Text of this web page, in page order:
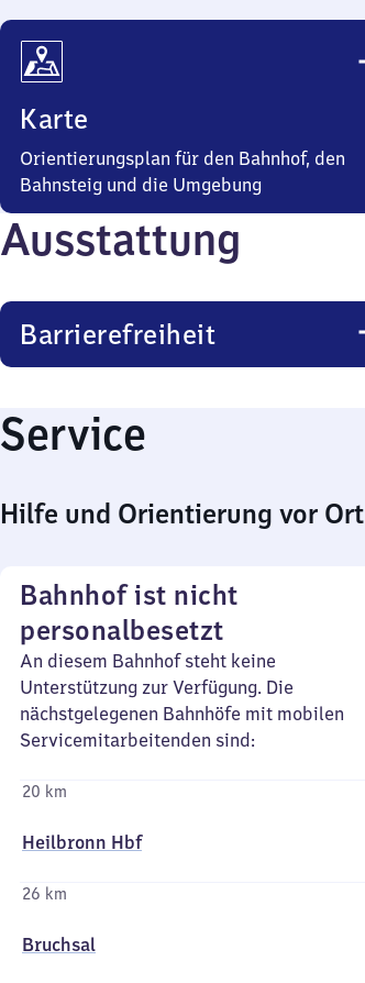
Karte
Orientierungsplan für den Bahnhof, den
Bahnsteig und die Umgebung
Ausstattung
Barrierefreiheit
Service
Hilfe und Orientierung vor Ort
Bahnhof ist nicht
personalbesetzt
An diesem Bahnhof steht keine
Unterstützung zur Verfügung. Die
nächstgelegenen Bahnhöfe mit mobilen
Servicemitarbeitenden sind:
20 km
Heilbronn Hbf
26 km
Bruchsal